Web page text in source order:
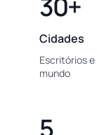
Cidades
Escritórios
mundo